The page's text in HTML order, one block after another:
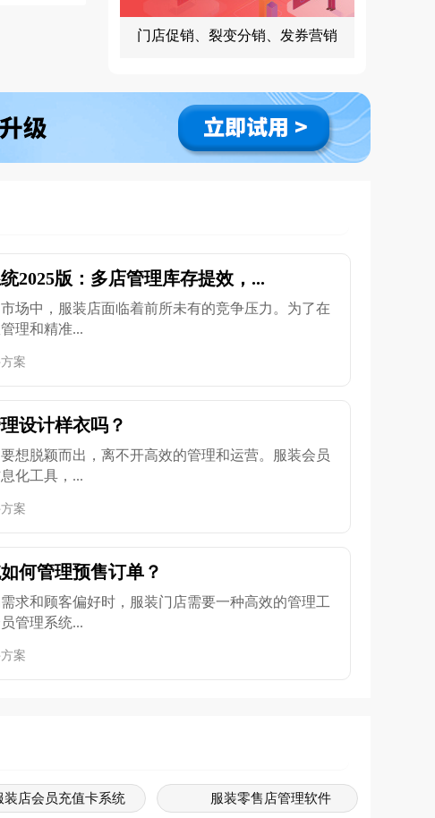
门店促销、裂变分销、发券营销
2025版：多店管理库存提效，...
场中，服装店面临着前所未有的竞争压力。为了在
理和精准...
案
设计样衣吗？
想脱颖而出，离不开高效的管理和运营。服装会员
化工具，...
案
何管理预售订单？
求和顾客偏好时，服装门店需要一种高效的管理工
管理系统...
案
装店会员充值卡系统 服装零售店管理软件